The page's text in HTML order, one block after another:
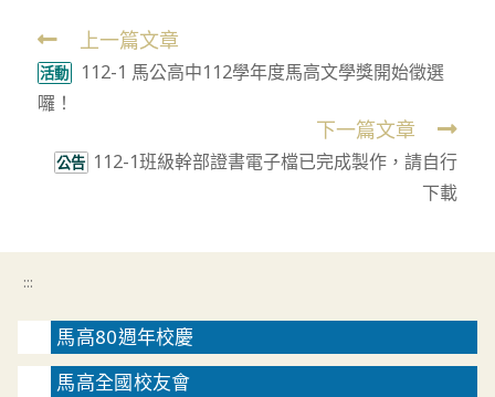
Read
more
articles
上一篇文章
活動
112-1 馬公高中112學年度馬高文學獎開始徵選
囉！
下一篇文章
公告 112-1班級幹部證書電子檔已完成製作，請自行
下載
:::
馬高80週年校慶
馬高全國校友會